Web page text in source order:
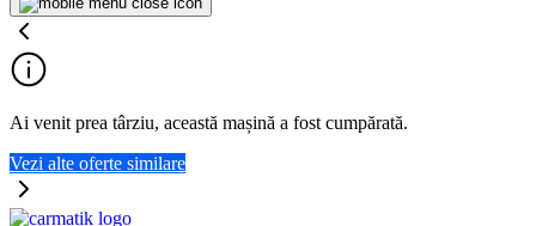
Ai venit prea târziu, această mașină a fost cumpărată.
Vezi alte oferte similare